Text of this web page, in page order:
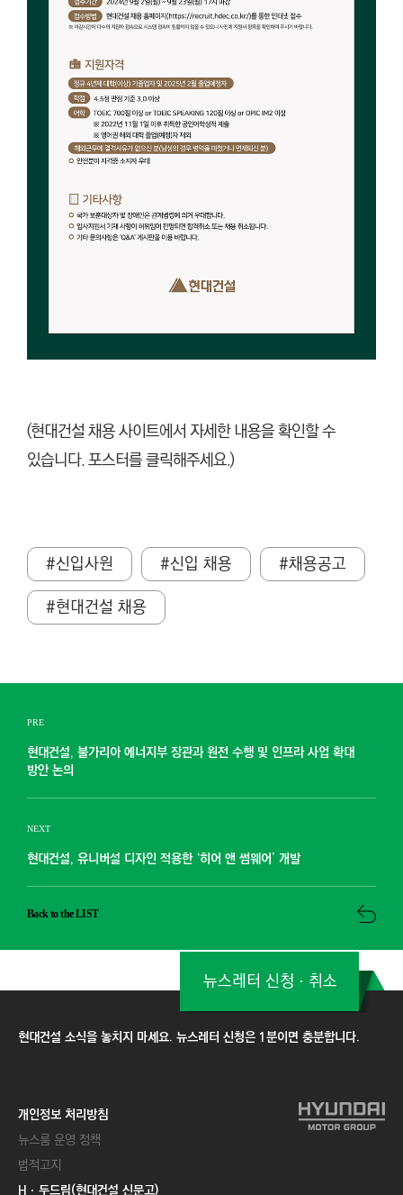
(현대건설 채용 사이트에서 자세한 내용을 확인할 수
있습니다. 포스터를 클릭해주세요.)
#신입사원 #신입 채용
#채용공고
#현대건설 채용
PRE
현대건설, 불가리아 에너지부 장관과 원전 수행 및 인프라 사업 확대
방안 논의
NEXT
현대건설, 유니버설 디자인 적용한 ‘히어 앤 썸웨어’ 개발
Back to the LIST
현대건설 소식을 놓치지 마세요. 뉴스레터 신청은 1분이면 충분합니다.
뉴스레터 신청ㆍ취소
개인정보 처리방침
뉴스룸 운영 정책
법적고지
Hㆍ두드림(현대건설 신문고)